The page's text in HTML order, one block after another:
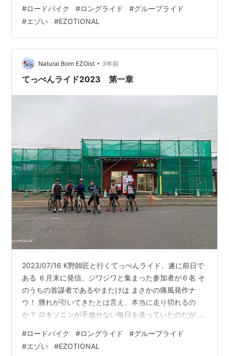
る 鉄夫さんだ！ こんな場所で突然のエールがあると本当
に嬉しいもんだ と、笑いながら走っていると またもやブ
ルベライダーを発見・・・・っ！？ O西氏ではありませ
んかっ！！ なんとこの日、O西氏がチャレンジしていた
ブルベは BRM714北海道1000km摩周湖 ちょ…
#ロードバイク #ロングライド #グループライド
#エゾい #EZOTIONAL
Natural Born EZOist • 3年前
てっぺんライド2023 第一章
2023/07/16 K野師匠と行くてっぺんライド、遂に前日で
ある ６月末に発信、ジワジワと集まった参加者が６名 そ
のうちの首謀者であるやまたけは まさかの痛風発作ナ
ウ！ 腫れが引いてきたとは言え、本当に走り切れるの
か？ ロキソニンが手放せない毎日を送っていたのだが プ
かし、希望はあった 昨晩辺りから痛みが大幅に引いてき
ており 腫れもほとんど無くなっていたのである 「これな
#ロードバイク #ロングライド #グループライド
#エゾい #EZOTIONAL